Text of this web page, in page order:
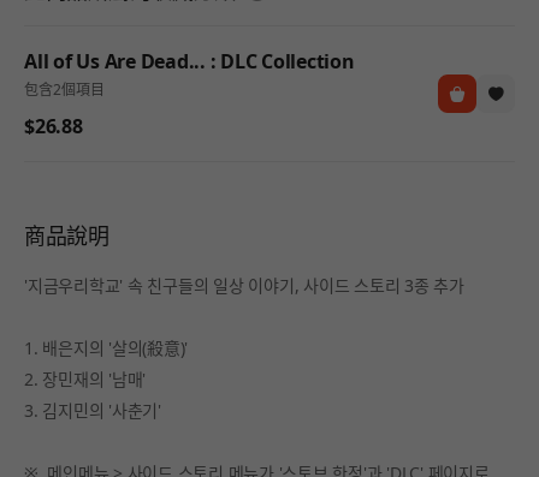
All of Us Are Dead... : DLC Collection
包含2個項目
$26.88
商品說明
'지금우리학교' 속 친구들의 일상 이야기, 사이드 스토리 3종 추가
1. 배은지의 '살의(殺意)'
2. 장민재의 '남매'
3. 김지민의 '사춘기'
※ 메인메뉴 > 사이드 스토리 메뉴가 '스토브 한정'과 'DLC' 페이지로